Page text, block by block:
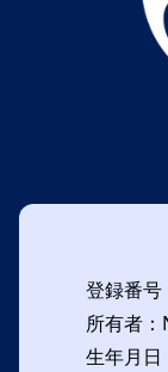
登録番
所有者
生年月